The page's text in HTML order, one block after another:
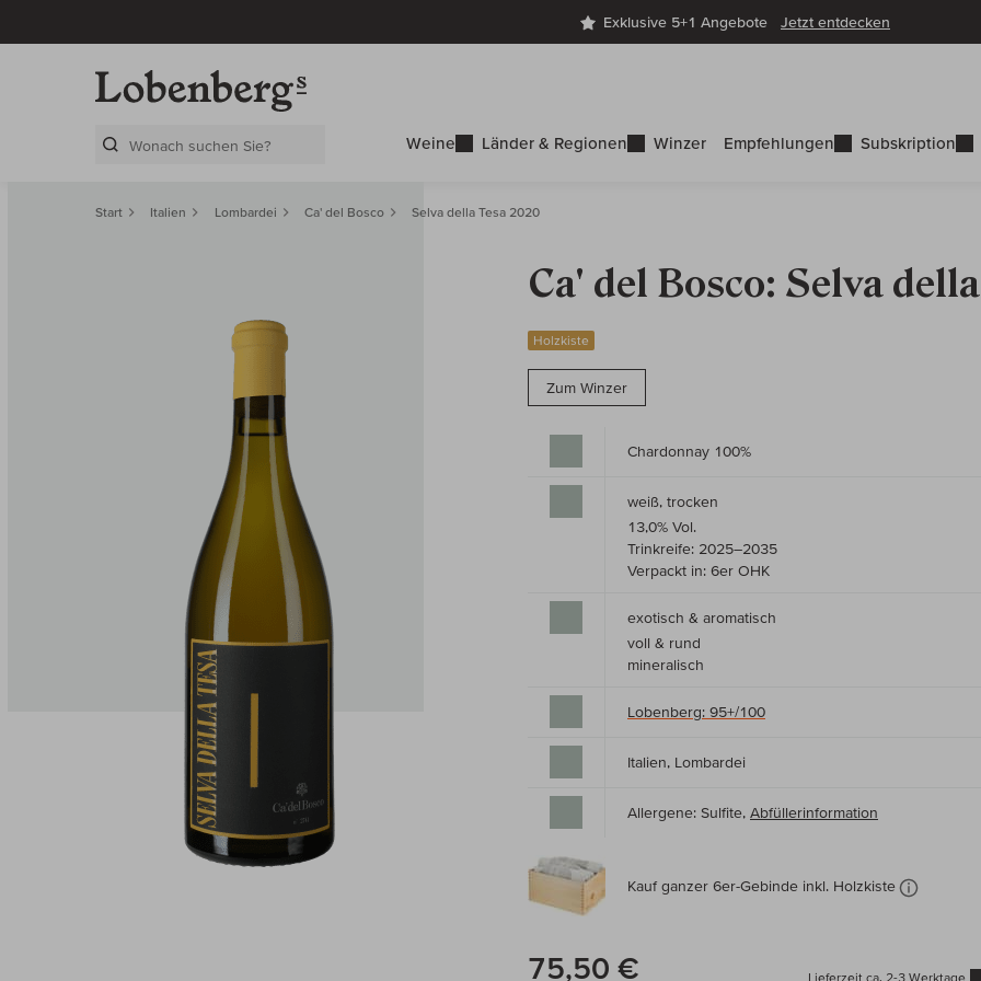
Exklusive 5+1 Angebote Jetzt entdecken
Weine Länder & Regionen Winzer Empfehlungen Subskription
Start Italien Lombardei Ca' del Bosco Selva della Tesa 2020
Ca' del Bosco: Selva
Holzkiste
Zum Winzer
Chardonnay 100%
weiß, trocken
13,0% Vol.
Trinkreife: 2025–2035
Verpackt in: 6er OHK
exotisch & aromatisch
voll & rund
mineralisch
Lobenberg: 95+/100
Italien, Lombardei
Allergene: Sulfite, Abfüllerinformation
Kauf ganzer 6er-Gebinde inkl. Holzkiste
75,50 € Lieferzeit ca. 2-3 Werktage